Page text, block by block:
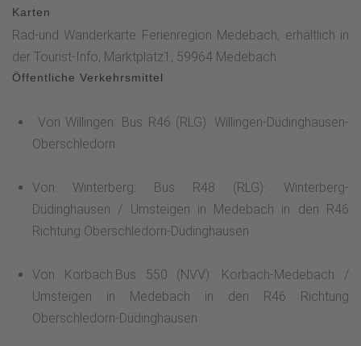
Karten
Rad-und Wanderkarte Ferienregion Medebach, erhältlich in
der Tourist-Info, Marktplatz1, 59964 Medebach
Öffentliche Verkehrsmittel
Von Willingen: Bus R46 (RLG): Willingen-Düdinghausen-
Oberschledorn
Von Winterberg: Bus R48 (RLG): Winterberg-
Düdinghausen / Umsteigen in Medebach in den R46
Richtung Oberschledorn-Düdinghausen
Von Korbach:Bus 550 (NVV): Korbach-Medebach /
Umsteigen in Medebach in den R46 Richtung
Oberschledorn-Düdinghausen